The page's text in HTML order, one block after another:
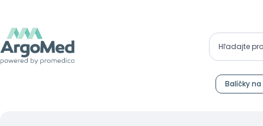
Balíčky